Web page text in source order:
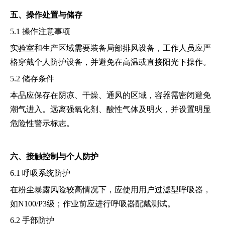
五、操作处置与储存
5.1 操作注意事项
实验室和生产区域需要装备局部排风设备，工作人员应严
格穿戴个人防护设备，并避免在高温或直接阳光下操作。
5.2 储存条件
本品应保存在阴凉、干燥、通风的区域，容器需密闭避免
潮气进入。远离强氧化剂、酸性气体及明火，并设置明显
危险性警示标志。
六、接触控制与个人防护
6.1 呼吸系统防护
在粉尘暴露风险较高情况下，应使用用户过滤型呼吸器，
如N100/P3级；作业前应进行呼吸器配戴测试。
6.2 手部防护